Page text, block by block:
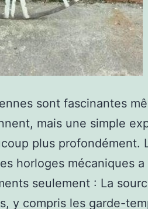
sont fascinantes
mais une simple
plus profondément.
horloges mécaniques a
seulement : La
y compris les garde-